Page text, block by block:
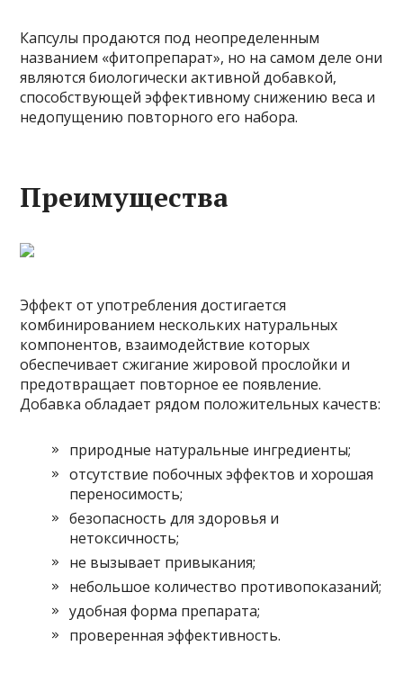
Капсулы продаются под неопределенным
названием «фитопрепарат», но на самом деле они
являются биологически активной добавкой,
способствующей эффективному снижению веса и
недопущению повторного его набора.
Преимущества
Эффект от употребления достигается
комбинированием нескольких натуральных
компонентов, взаимодействие которых
обеспечивает сжигание жировой прослойки и
предотвращает повторное ее появление.
Добавка обладает рядом положительных качеств:
природные натуральные ингредиенты;
отсутствие побочных эффектов и хорошая
переносимость;
безопасность для здоровья и
нетоксичность;
не вызывает привыкания;
небольшое количество противопоказаний;
удобная форма препарата;
проверенная эффективность.